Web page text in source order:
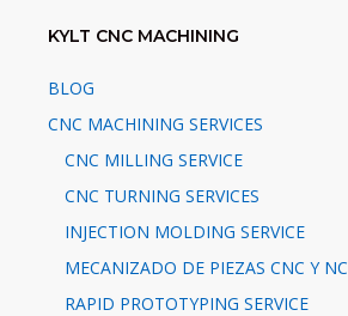
KYLT CNC MACHINING
BLOG
CNC MACHINING SERVICES
CNC MILLING SERVICE
CNC TURNING SERVICES
INJECTION MOLDING SERVICE
MECANIZADO DE PIEZAS CNC Y NC
RAPID PROTOTYPING SERVICE